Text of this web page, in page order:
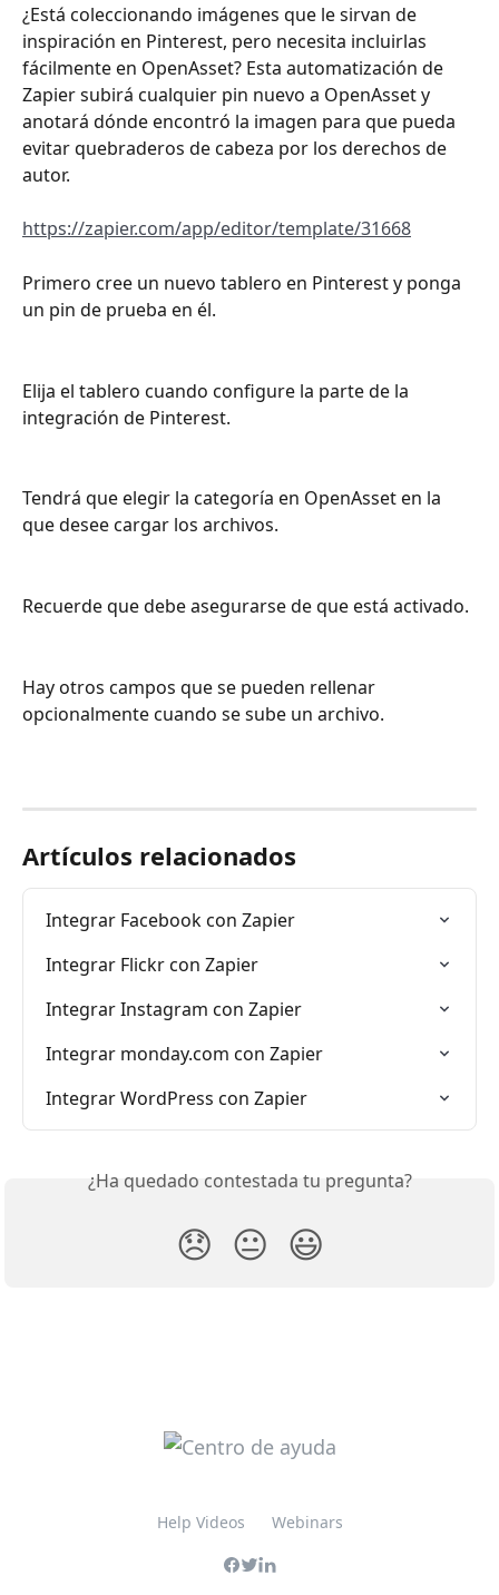
¿Está coleccionando imágenes que le sirvan de
inspiración en Pinterest, pero necesita incluirlas
fácilmente en OpenAsset? Esta automatización de
Zapier subirá cualquier pin nuevo a OpenAsset y
anotará dónde encontró la imagen para que pueda
evitar quebraderos de cabeza por los derechos de
autor.
https://zapier.com/app/editor/template/31668
Primero cree un nuevo tablero en Pinterest y ponga
un pin de prueba en él.
Elija el tablero cuando configure la parte de la
integración de Pinterest.
Tendrá que elegir la categoría en OpenAsset en la
que desee cargar los archivos.
Recuerde que debe asegurarse de que está activado.
Hay otros campos que se pueden rellenar
opcionalmente cuando se sube un archivo.
Artículos relacionados
Integrar Facebook con Zapier
Integrar Flickr con Zapier
Integrar Instagram con Zapier
Integrar monday.com con Zapier
Integrar WordPress con Zapier
¿Ha quedado contestada tu pregunta?
😞 😐 😃
Help Videos Webinars